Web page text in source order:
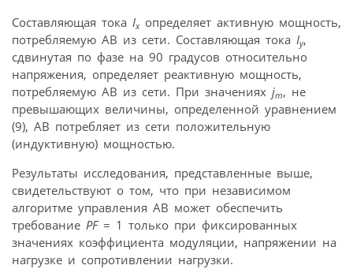
Составляющая тока Ixопределяет активную мощность,
потребляемую АВ из сети. Составляющая тока Iy,
сдвинутая по фазе на 90 градусов относительно
напряжения, определяет реактивную мощность,
потребляемую АВ из сети. При значениях jm, не
превышающих величины, определенной уравнением
(9), АВ потребляет из сети положительную
(индуктивную) мощностью.
Результаты исследования, представленные выше,
свидетельствуют о том, что при независимом
алгоритме управления АВ может обеспечить
требование PF= 1 только при фиксированных
значениях коэффициента модуляции, напряжении на
нагрузке и сопротивлении нагрузки.